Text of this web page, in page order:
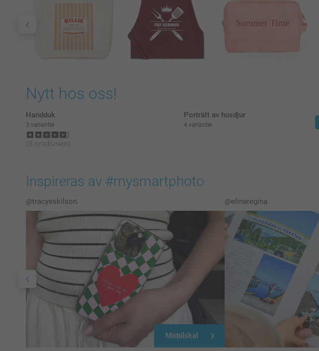
Nytt hos oss!
Handduk
3 varianter
(8 omdömen)
Porträtt av husdjur
4 varianter
Inspireras av #mysmartphoto
@tracyeskilson
Mobilskal
@elinaregina